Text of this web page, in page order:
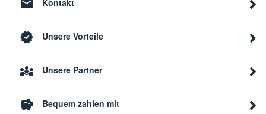
Kontakt
Unsere Vorteile
Unsere Partner
Bequem zahlen mit